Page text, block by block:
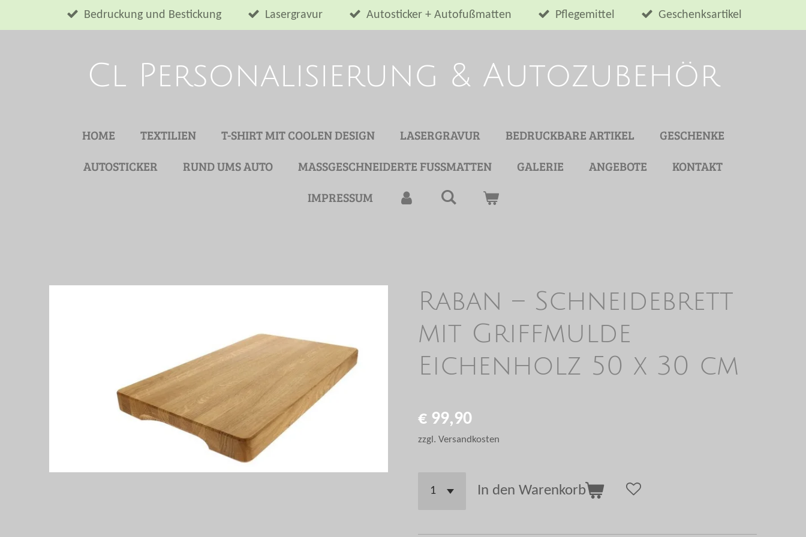
Hauptinhalt
Bedruckung und Bestickung Lasergravur Autosticker + Autofußmatten Pflegemittel Geschenksartikel
Cl Personalisierung & Autozubehör
HOME TEXTILIEN T-SHIRT MIT COOLEN DESIGN LASERGRAVUR BEDRUCKBARE ARTIKEL
GESCHENKE
AUTOSTICKER
RUND UMS AUTO MASSGESCHNEIDERTE FUSSMATTEN GALERIE ANGEBOTE
KONTAKT
IMPRESSUM
Raban – Schneidebrett
mit Griffmulde
Eichenholz 50 x 30 cm
€ 99,90
zzgl. Versandkosten
In den Warenkorb